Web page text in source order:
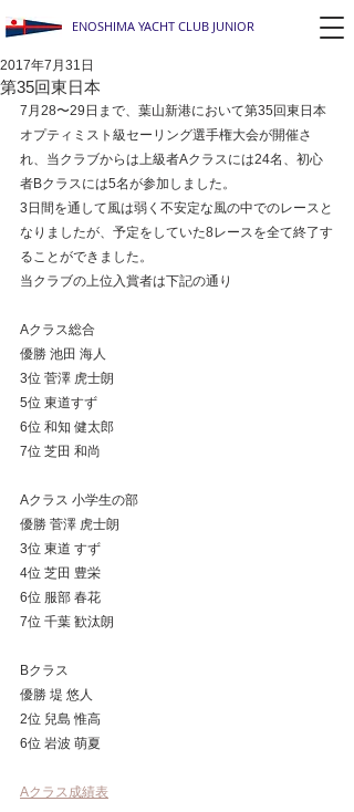
ENOSHIMA YACHT CLUB JUNIOR
第35回東日本
2017年7月31日
7月28〜29日まで、葉山新港において第35回東日本
オプティミスト級セーリング選手権大会が開催さ
れ、当クラブからは上級者Aクラスには24名、初心
者Bクラスには5名が参加しました。
3日間を通して風は弱く不安定な風の中でのレースと
なりましたが、予定をしていた8レースを全て終了す
ることができました。
当クラブの上位入賞者は下記の通り
Aクラス総合
優勝 池田 海人
3位 菅澤 虎士朗
5位 東道すず
6位 和知 健太郎
7位 芝田 和尚
Aクラス 小学生の部
優勝 菅澤 虎士朗
3位 東道 すず
4位 芝田 豊栄
6位 服部 春花
7位 千葉 歓汰朗
Bクラス
優勝 堤 悠人
2位 兒島 惟高
6位 岩波 萌夏
Aクラス成績表